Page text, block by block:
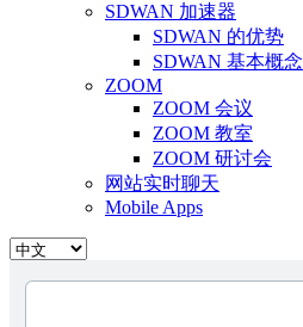
SDWAN 加速器
SDWAN 的优势
SDWAN 基本概念
ZOOM
ZOOM 会议
ZOOM 教室
ZOOM 研讨会
网站实时聊天
Mobile Apps